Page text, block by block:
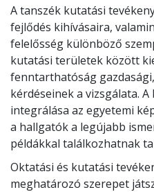
A tanszék kutatási
fejlődés kihívásaira,
felelősség különböző
kutatási területek között
fenntarthatóság
kérdéseinek a vizsgálata.
integrálása az egyetemi
a hallgatók a legújabb
példákkal találkozhatnak
Oktatási és kutatási
meghatározó szerepet